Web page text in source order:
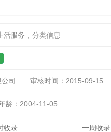
活服务，分类信息
司 审核时间： 2015-09-15
龄：2004-11-05
收录 一周收录